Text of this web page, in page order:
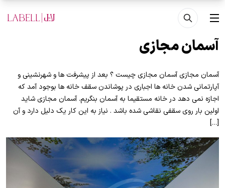
رفتن به محتوای اصلی
منو
آسمان مجازی
آسمان مجازی آسمان مجازی چیست ؟ بعد از پیشرفت ها و شهرنشینی و
آپارتمانی شدن خانه ها اجباری در پوشاندن سقف خانه ها بوجود آمد که
اجازه نمی دهد در خانه مستقیما به آسمان بنگریم. آسمان مجازی شاید
اولین بار روی سقفی نقاشی شده باشد . نیاز به این کار یک دلیل دارد و آن
[…]